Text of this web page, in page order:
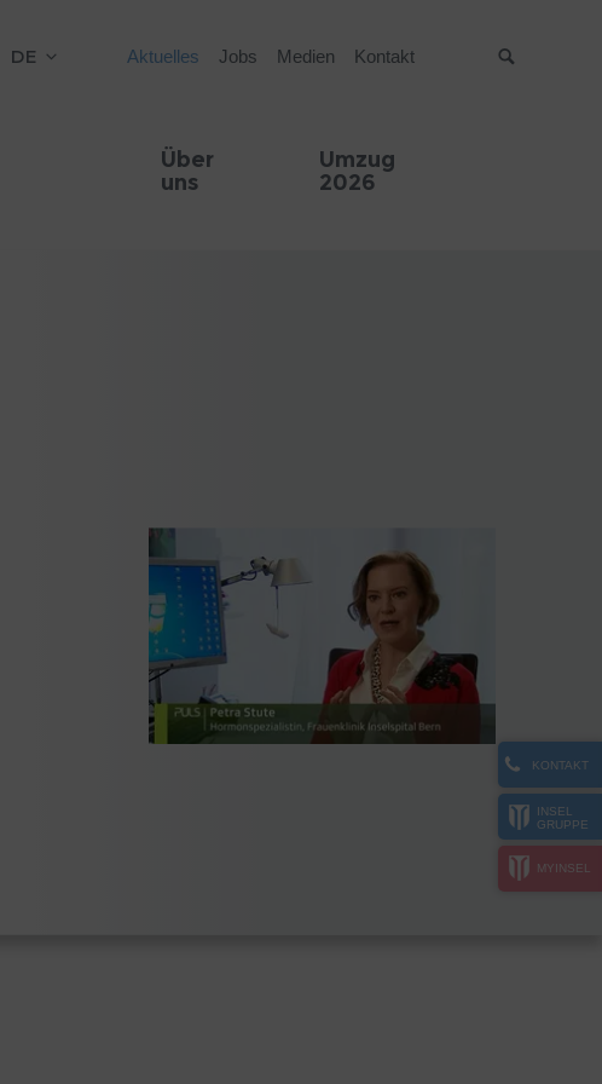
DE Aktuelles Jobs Medien Kontakt
Über
uns
Umzug
2026
KONTAKT
INSEL
GRUPPE
MYINSEL